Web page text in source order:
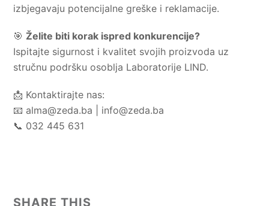
izbjegavaju potencijalne greške i reklamacije.
🎯 Želite biti korak ispred konkurencije?
Ispitajte sigurnost i kvalitet svojih proizvoda uz
stručnu podršku osoblja Laboratorije LIND.
📩 Kontaktirajte nas:
📧 alma@zeda.ba
info@zeda.ba
📞 032 445 631
SHARE THIS